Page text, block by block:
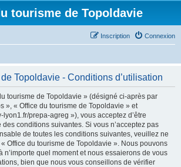
tourisme de Topoldavie
Connexion
Inscription
Topoldavie - Conditions d’utilisation
tourisme de Topoldavie » (désigné ci-après par
», « Office du tourisme de Topoldavie » et
prepa-agreg »), vous acceptez d’être
conditions suivantes. Si vous n’acceptez pas
de toutes les conditions suivantes, veuillez ne
Office du tourisme de Topoldavie ». Nous pouvons
n’importe quel moment et nous essaierons de vous
bien que nous vous conseillons de vérifier